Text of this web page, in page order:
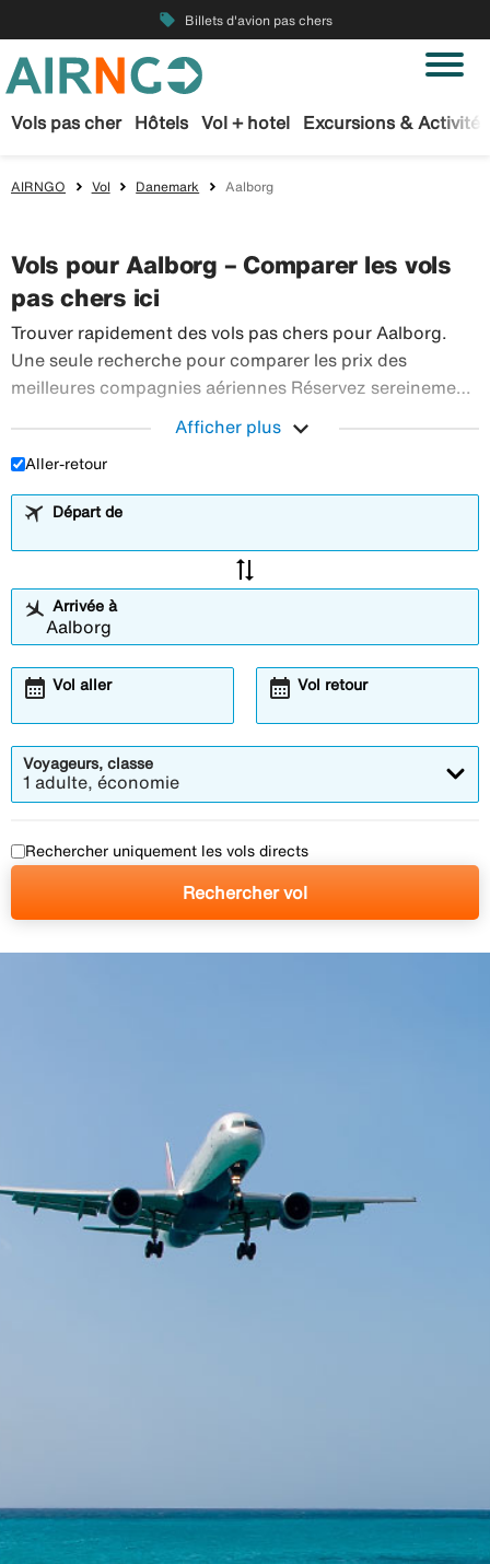
local_offer Billets d'avion pas chers
Vols pas cher Hôtels Vol + hotel Excursions & Activités
AIRNGO Vol Danemark Aalborg
Vols pour Aalborg – Comparer les vols
pas chers ici
Trouver rapidement des vols pas chers pour Aalborg.
Une seule recherche pour comparer les prix des
meilleures compagnies aériennes Réservez sereinement
étendue de voyages en avion à destination du monde
entier.Trouver rapidement des vols pas chers pour
Afficher plus expand_more
Aller-retour
Départ de
sync_alt
Arrivée à
Vol aller
calendar_month Vol retour
calendar_month
Voyageurs, classe
1 adulte, économie
Rechercher uniquement les vols directs
Rechercher vol